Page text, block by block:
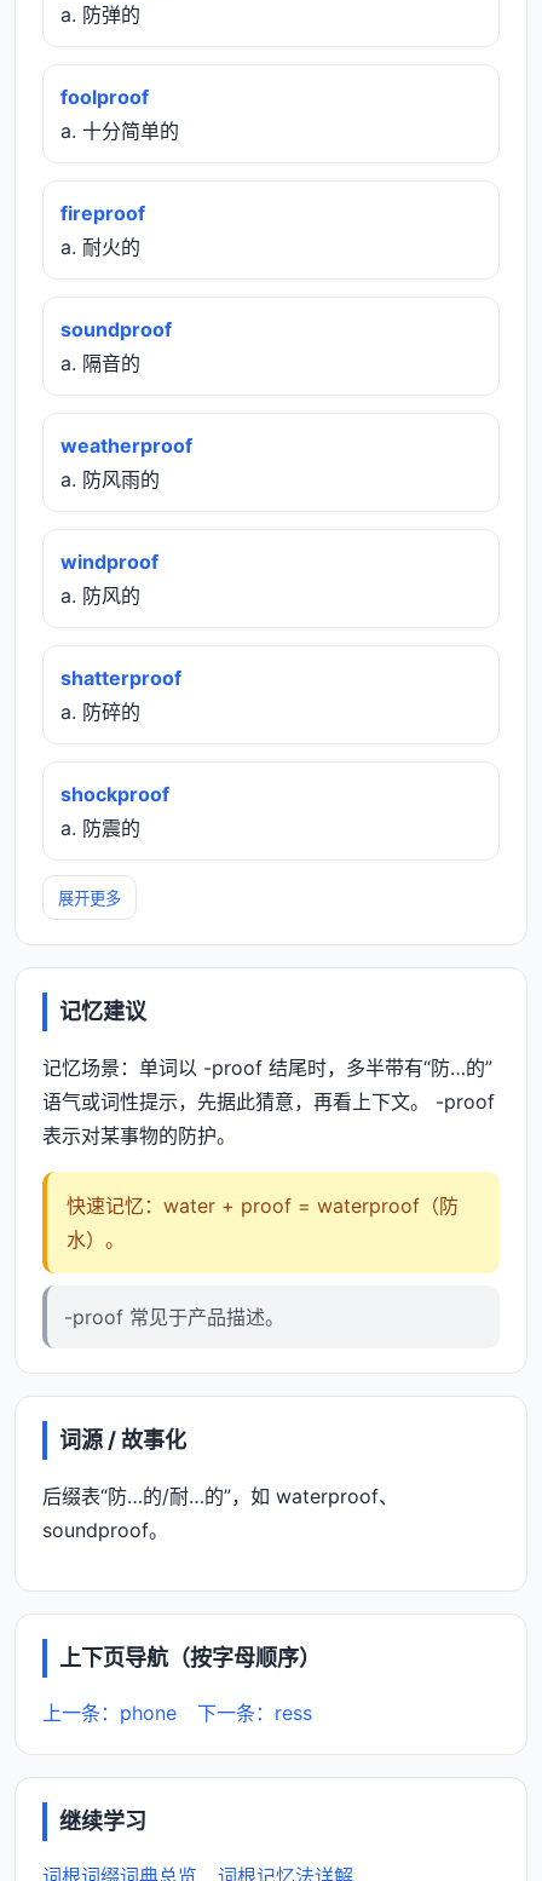
a. 防弹的
foolproof
a. 十分简单的
fireproof
a. 耐火的
soundproof
a. 隔音的
weatherproof
a. 防风雨的
windproof
a. 防风的
shatterproof
a. 防碎的
shockproof
a. 防震的
展开更多
记忆建议
记忆场景：单词以 -proof 结尾时，多半带有“防…的”
语气或词性提示，先据此猜意，再看上下文。 -proof
表示对某事物的防护。
快速记忆：water + proof = waterproof（防
水）。
-proof 常见于产品描述。
词源 / 故事化
后缀表“防…的/耐…的”，如 waterproof、
soundproof。
上下页导航（按字母顺序）
上一条：phone 下一条：ress
继续学习
词根词缀词典总览 词根记忆法详解